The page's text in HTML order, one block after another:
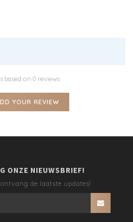
based on 0 reviews
YOUR REVIEW
ONZE NIEUWSBRIEF!
de laatste updates!